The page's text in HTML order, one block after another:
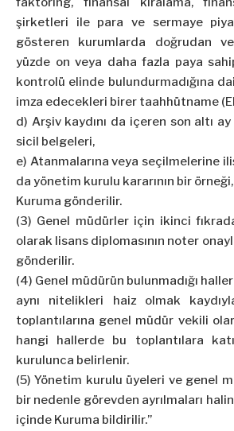
şirketleri ile para ve sermaye
gösteren kurumlarda doğrudan
yüzde on veya daha fazla paya
kontrolü elinde bulundurmadığına
imza edecekleri birer taahhütname
d) Arşiv kaydını da içeren son altı
sicil belgeleri,
e) Atanmalarına veya seçilmelerine
da yönetim kurulu kararının bir örneği,
Kuruma gönderilir.
(3) Genel müdürler için ikinci
olarak lisans diplomasının noter
gönderilir.
(4) Genel müdürün bulunmadığı
aynı nitelikleri haiz olmak
toplantılarına genel müdür vekili
hangi hallerde bu toplantılara
kurulunca belirlenir.
(5) Yönetim kurulu üyeleri ve genel
bir nedenle görevden ayrılmaları
içinde Kuruma bildirilir.”